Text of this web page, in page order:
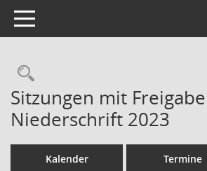
Toggle navigation
Rechercheauswahl
Sitzungen mit
Niederschrift 2023
Kalender Termine